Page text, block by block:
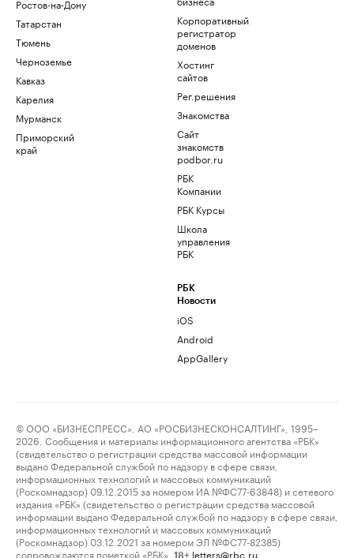
Ростов-на-Дону
Татарстан
Тюмень
Черноземье
Кавказ
Карелия
Мурманск
Приморский
край
Корпоративный
регистратор
доменов
Хостинг
сайтов
Рег.решения
Знакомства
Сайт
знакомств
podbor.ru
РБК
Компании
РБК Курсы
Школа
управления
РБК
РБК
Новости
iOS
Android
AppGallery
© ООО «БИЗНЕСПРЕСС», АО «РОСБИЗНЕСКОНСАЛТИНГ», 1995–
2026. Сообщения и материалы информационного агентства «РБК»
(свидетельство о регистрации средства массовой информации
выдано Федеральной службой по надзору в сфере связи,
информационных технологий и массовых коммуникаций
(Роскомнадзор) 09.12.2015 за номером ИА №ФС77-63848) и сетевого
издания «РБК» (свидетельство о регистрации средства массовой
информации выдано Федеральной службой по надзору в сфере связи,
информационных технологий и массовых коммуникаций
(Роскомнадзор) 03.12.2021 за номером ЭЛ №ФС77-82385)
сопровождаются пометкой «РБК».
18+ letters@rbc.ru